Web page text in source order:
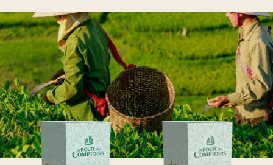
THÉ NOIR CHAÏ
Épices & Curcuma
THÉ VERT VITALITÉ
Ortie, Maté & Spiruline
Bio - Vitalité